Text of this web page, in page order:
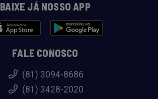
BAIXE JÁ NOSSO APP
FALE CONOSCO
(81) 3094-8686
(81) 3428-2020